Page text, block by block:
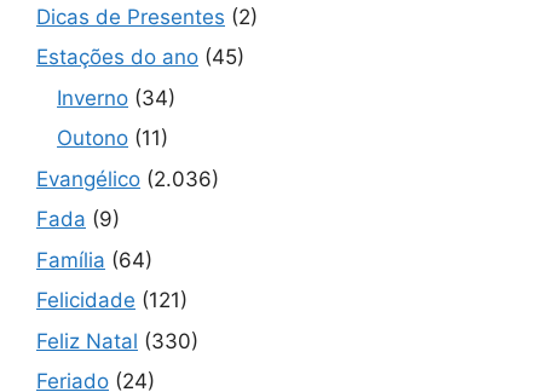
Dicas de Presentes (2)
Estações do ano (45)
Inverno (34)
Outono (11)
Evangélico (2.036)
Fada (9)
Família (64)
Felicidade (121)
Feliz Natal (330)
Feriado (24)